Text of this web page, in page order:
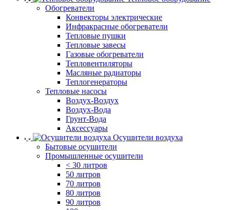
Обогреватели
Конвекторы электрические
Инфракрасные обогреватели
Тепловые пушки
Тепловые завесы
Газовые обогреватели
Тепловентиляторы
Масляные радиаторы
Теплогенераторы
Тепловые насосы
Воздух-Воздух
Воздух-Вода
Грунт-Вода
Аксессуары
Осушители воздуха
Бытовые осушители
Промышленные осушители
< 30 литров
50 литров
70 литров
80 литров
90 литров